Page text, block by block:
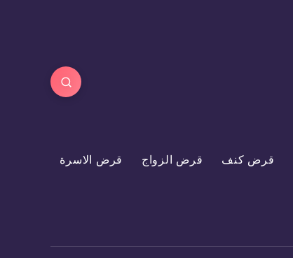
قرض كنف قرض الزواج قرض الاسرة